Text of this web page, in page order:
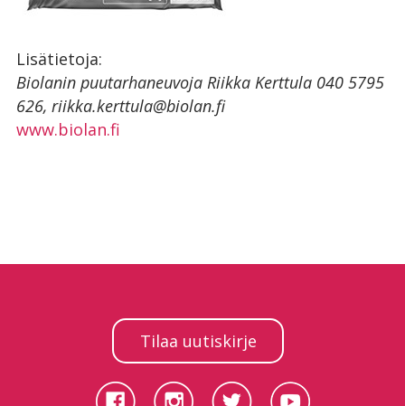
Lisätietoja:
Biolanin puutarhaneuvoja Riikka Kerttula 040 5795
626, riikka.kerttula@biolan.fi
www.biolan.fi
Tilaa uutiskirje